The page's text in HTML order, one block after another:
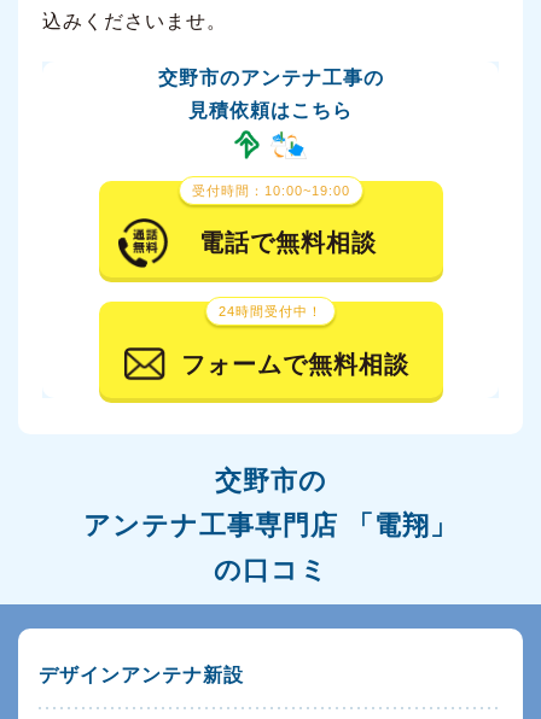
込みくださいませ。
交野市のアンテナ工事の
見積依頼はこちら
受付時間：10:00~19:00
電話で無料相談
24時間受付中！
フォームで無料相談
交野市の
アンテナ工事専門店 「電翔」
の口コミ
デザインアンテナ新設